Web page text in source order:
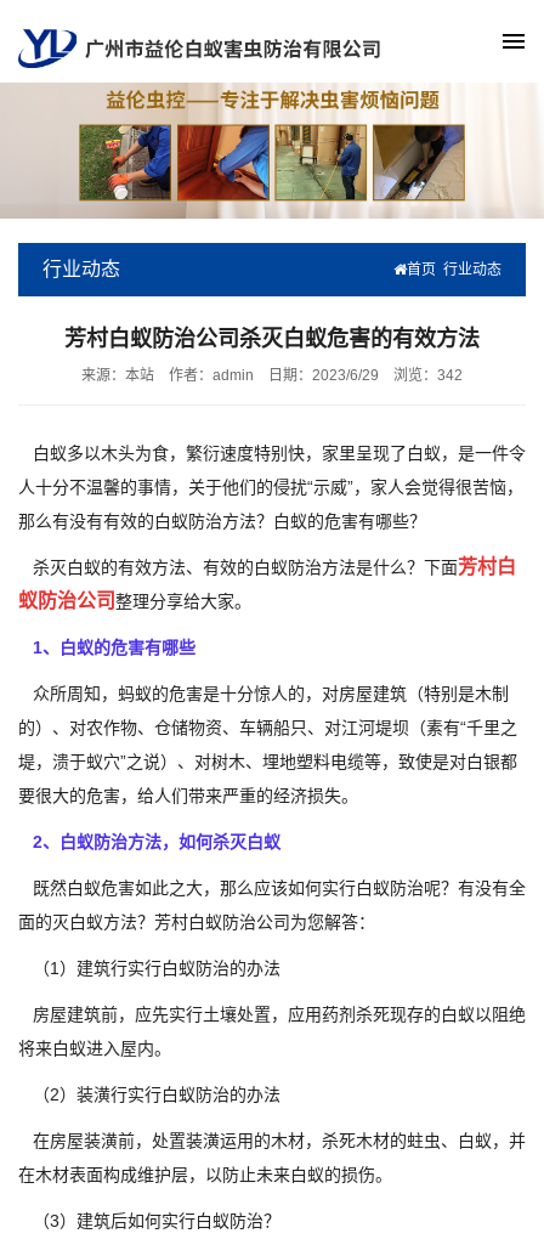
行业动态 首页 行业动态
芳村白蚁防治公司杀灭白蚁危害的有效方法
来源：本站 作者：admin 日期：2023/6/29 浏览： 342
白蚁多以木头为食，繁衍速度特别快，家里呈现了白蚁，是一件令
人十分不温馨的事情，关于他们的侵扰“示威”，家人会觉得很苦恼，
那么有没有有效的白蚁防治方法？白蚁的危害有哪些？
杀灭白蚁的有效方法、有效的白蚁防治方法是什么？下面芳村白
蚁防治公司整理分享给大家。
1、白蚁的危害有哪些
众所周知，蚂蚁的危害是十分惊人的，对房屋建筑（特别是木制
的）、对农作物、仓储物资、车辆船只、对江河堤坝（素有“千里之
堤，溃于蚁穴”之说）、对树木、埋地塑料电缆等，致使是对白银都
要很大的危害，给人们带来严重的经济损失。
2、白蚁防治方法，如何杀灭白蚁
既然白蚁危害如此之大，那么应该如何实行白蚁防治呢？有没有全
面的灭白蚁方法？芳村白蚁防治公司为您解答：
（1）建筑行实行白蚁防治的办法
房屋建筑前，应先实行土壤处置，应用药剂杀死现存的白蚁以阻绝
将来白蚁进入屋内。
（2）装潢行实行白蚁防治的办法
在房屋装潢前，处置装潢运用的木材，杀死木材的蛀虫、白蚁，并
在木材表面构成维护层，以防止未来白蚁的损伤。
（3）建筑后如何实行白蚁防治？